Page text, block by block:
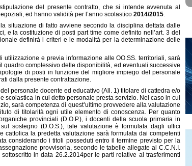
del presente contratto, che si intende avvenuta al
ed hanno validità per l’anno scolastico 2014/2015.
di fatto avviene secondo la disciplina dettata dalle
e la costituzione di posti part time come definito nell’art. 3 del
definirà i criteri e le modalità per la determinazione delle
e previa informazione alle OO.SS. territoriali, sarà
complessivo delle disponibilità, ed eventuali successive
di posti in funzione del migliore impiego del personale
dalla presente contrattazione.
personale docente ed educativo (All. 1) titolare di cattedra e/o
scolastica in cui detto personale presta servizio. Nel caso in cui
sarà competenza di quest’ultimo provvedere alla valutazione
di titolarità ogni utile elemento di conoscenza. Per quanto
provinciali (D.O.P.), i docenti della scuola primaria in
sostegno (D.O.S.), tale valutazione è formulata dagli uffici
cattolica la predetta valutazione sarà formulata dai competenti
considerando i titoli posseduti entro il termine previsto per la
provvisoria, secondo le tabelle allegate al C.C.N.I.
in data 26.2.2014per le parti relative ai trasferimenti